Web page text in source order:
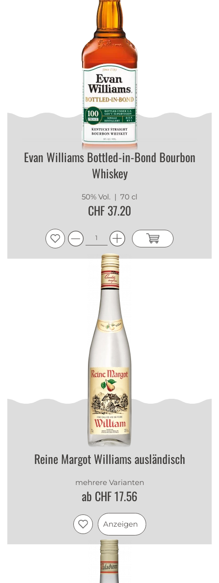
Evan Williams Bottled-in-Bond Bourbon
Whiskey
50% Vol. | 70 cl
CHF 37.20
Reine Margot Williams ausländisch
mehrere Varianten
ab CHF 17.56
Anzeigen